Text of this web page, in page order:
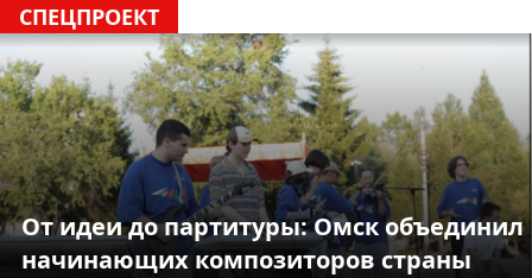
СПЕЦПРОЕКТ
От идеи до партитуры: Омск объединил
начинающих композиторов страны